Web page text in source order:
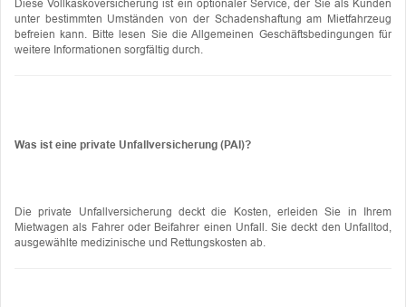
Diese Vollkaskoversicherung ist ein optionaler Service, der Sie als Kunden
unter bestimmten Umständen von der Schadenshaftung am Mietfahrzeug
befreien kann. Bitte lesen Sie die Allgemeinen Geschäftsbedingungen für
weitere Informationen sorgfältig durch.
Was ist eine private Unfallversicherung (PAI)?
Die private Unfallversicherung deckt die Kosten, erleiden Sie in Ihrem
Mietwagen als Fahrer oder Beifahrer einen Unfall. Sie deckt den Unfalltod,
ausgewählte medizinische und Rettungskosten ab.